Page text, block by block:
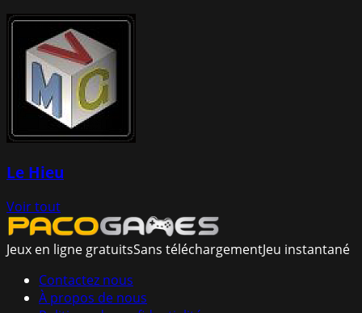
Le Hieu
Voir tout
Jeux en ligne gratuitsSans téléchargementJeu instantané
Contactez nous
À propos de nous